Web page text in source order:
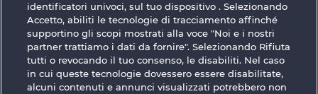
Royal Seven 40 Sevens
identificatori univoci, sul tuo dispositivo . Selezionando
Accetto, abiliti le tecnologie di tracciamento affinché
supportino gli scopi mostrati alla voce "Noi e i nostri
partner trattiamo i dati da fornire". Selezionando Rifiuta
tutti o revocando il tuo consenso, le disabiliti. Nel caso
in cui queste tecnologie dovessero essere disabilitate,
alcuni contenuti e annunci visualizzati potrebbero non